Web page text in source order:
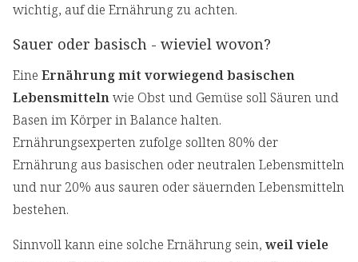
wichtig, auf die Ernährung zu achten.
Sauer oder basisch - wieviel wovon?
Eine Ernährung mit vorwiegend basischen
Lebensmittelnwie Obst und Gemüse soll Säuren und
Basen im Körper in Balance halten.
Ernährungsexperten zufolge sollten 80% der
Ernährung aus basischen oder neutralen Lebensmitteln
und nur 20% aus sauren oder säuernden Lebensmitteln
bestehen.
Sinnvoll kann eine solche Ernährung sein, weil viele